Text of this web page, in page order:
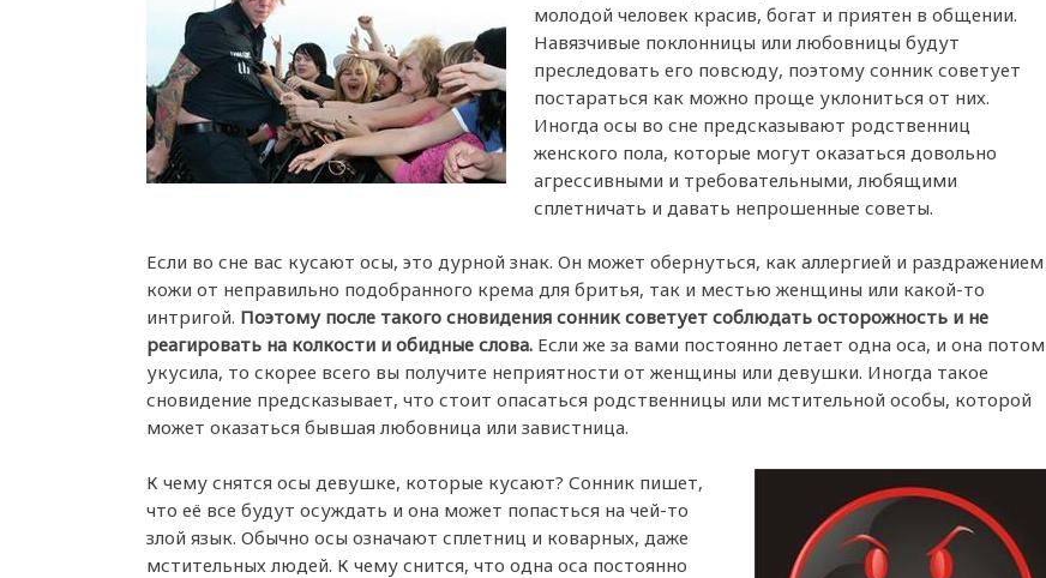
молодой человек красив, богат и приятен в общении.
Навязчивые поклонницы или любовницы будут
преследовать его повсюду, поэтому сонник советует
постараться как можно проще уклониться от них.
Иногда осы во сне предсказывают родственниц
женского пола, которые могут оказаться довольно
агрессивными и требовательными, любящими
сплетничать и давать непрошенные советы.
Если во сне вас кусают осы, это дурной знак. Он может обернуться, как аллергией и раздражением
кожи от неправильно подобранного крема для бритья, так и местью женщины или какой-то
интригой. Поэтому после такого сновидения сонник советует соблюдать осторожность и не
реагировать на колкости и обидные слова. Если же за вами постоянно летает одна оса, и она потом
укусила, то скорее всего вы получите неприятности от женщины или девушки. Иногда такое
сновидение предсказывает, что стоит опасаться родственницы или мстительной особы, которой
может оказаться бывшая любовница или завистница.
К чему снятся осы девушке, которые кусают? Сонник пишет,
что её все будут осуждать и она может попасться на чей-то
злой язык. Обычно осы означают сплетниц и коварных, даже
мстительных людей. К чему снится, что одна оса постоянно